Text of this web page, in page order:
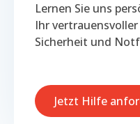
Lernen Sie uns
Ihr
Sicherheit und
Jetzt Hilfe